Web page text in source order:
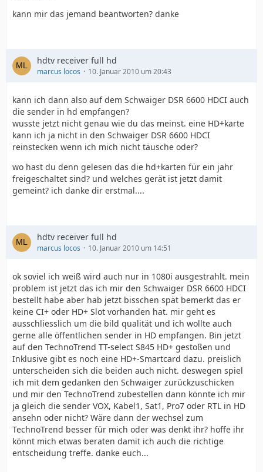
kann mir das jemand beantworten? danke
hdtv receiver full hd
marcus locos 10. Januar 2010 um 20:43
kann ich dann also auf dem Schwaiger DSR 6600 HDCI auch
die sender in hd empfangen?
wusste jetzt nicht genau wie du das meinst. eine HD+karte
kann ich ja nicht in den Schwaiger DSR 6600 HDCI
reinstecken wenn ich mich nicht täusche oder?
wo hast du denn gelesen das die hd+karten für ein jahr
freigeschaltet sind? und welches gerät ist jetzt damit
gemeint? ich danke dir erstmal....
hdtv receiver full hd
marcus locos 10. Januar 2010 um 14:51
ok soviel ich weiß wird auch nur in 1080i ausgestrahlt. mein
problem ist jetzt das ich mir den Schwaiger DSR 6600 HDCI
bestellt habe aber hab jetzt bisschen spät bemerkt das er
keine CI+ oder HD+ Slot vorhanden hat. mir geht es
ausschliesslich um die bild qualität und ich wollte auch
gerne alle öffentlichen sender in HD empfangen. Bin jetzt
auf den TechnoTrend TT-select S845 HD+ gestoßen und
Inklusive gibt es noch eine HD+-Smartcard dazu. preislich
unterscheiden sich die beiden auch nicht. deswegen spiel
ich mit dem gedanken den Schwaiger zurückzuschicken
und mir den TechnoTrend zubestellen dann könnte ich mir
ja gleich die sender VOX, Kabel1, Sat1, Pro7 oder RTL in HD
ansehn oder nicht? Wäre dann der wechsel zum
TechnoTrend besser für mich oder was denkt ihr? hoffe ihr
könnt mich etwas beraten damit ich auch die richtige
entscheidung treffe. danke euch...